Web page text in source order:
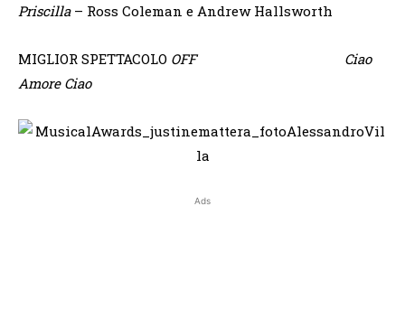
Priscilla– Ross Coleman e Andrew Hallsworth
MIGLIOR SPETTACOLO OFF
Ciao
Amore Ciao
Ads